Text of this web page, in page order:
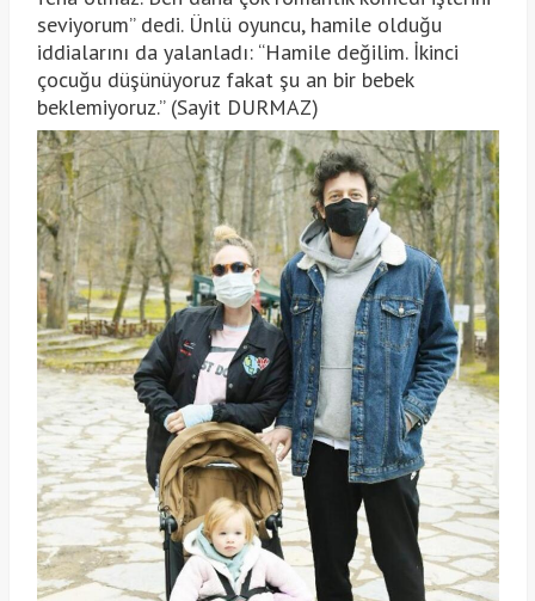
seviyorum” dedi. Ünlü oyuncu, hamile olduğu
iddialarını da yalanladı: “Hamile değilim. İkinci
çocuğu düşünüyoruz fakat şu an bir bebek
beklemiyoruz.” (Sayit DURMAZ)